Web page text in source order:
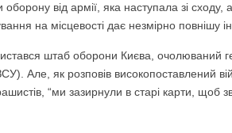
від армії, яка наступала зі сходу,
на місцевості дає незмірно повнішу
штаб оборони Києва, очолюваний
Але, як розповів високопоставлений
“ми зазирнули в старі карти, щоб